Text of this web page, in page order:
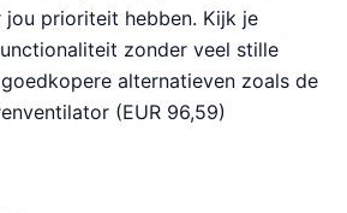
prioriteit hebben. Kijk je
zonder veel stille
alternatieven zoals de
(EUR 96,59)